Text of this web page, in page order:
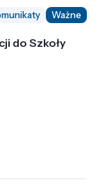
Ważne
do Szkoły